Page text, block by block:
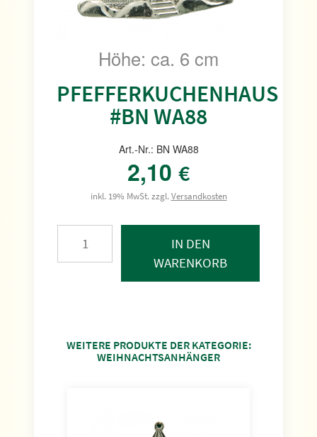
Höhe: ca. 6 cm
PFEFFERKUCHENHAUS
#BN WA88
Art.-Nr.: BN WA88
2,10 €
inkl. 19% MwSt. zzgl.Versandkosten
IN DEN
WARENKORB
WEITERE PRODUKTE DER KATEGORIE:
WEIHNACHTSANHÄNGER